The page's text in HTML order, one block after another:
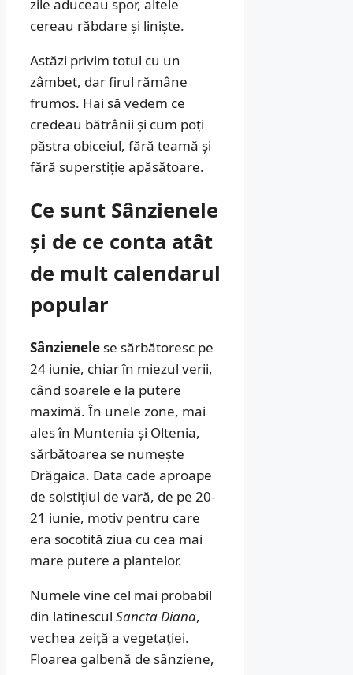
zile aduceau spor, altele
cereau răbdare și liniște.
Astăzi privim totul cu un
zâmbet, dar firul rămâne
frumos. Hai să vedem ce
credeau bătrânii și cum poți
păstra obiceiul, fără teamă și
fără superstiție apăsătoare.
Ce sunt Sânzienele
și de ce conta atât
de mult calendarul
popular
Sânzienele se sărbătoresc pe
24 iunie, chiar în miezul verii,
când soarele e la putere
maximă. În unele zone, mai
ales în Muntenia și Oltenia,
sărbătoarea se numește
Drăgaica. Data cade aproape
de solstițiul de vară, de pe 20-
21 iunie, motiv pentru care
era socotită ziua cu cea mai
mare putere a plantelor.
Numele vine cel mai probabil
din latinescul Sancta Diana,
vechea zeiță a vegetației.
Floarea galbenă de sânziene,